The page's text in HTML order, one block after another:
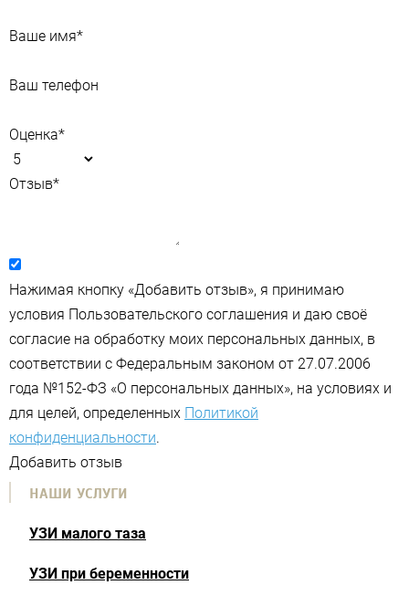
Ваше имя*
Ваш телефон
Оценка*
Отзыв*
Нажимая кнопку «Добавить отзыв», я принимаю
условия Пользовательского соглашения и даю своё
согласие на обработку моих персональных данных, в
соответствии с Федеральным законом от 27.07.2006
года №152-ФЗ «О персональных данных», на условиях и
для целей, определенных Политикой
конфиденциальности.
Добавить отзыв
НАШИ УСЛУГИ
УЗИ малого таза
УЗИ при беременности